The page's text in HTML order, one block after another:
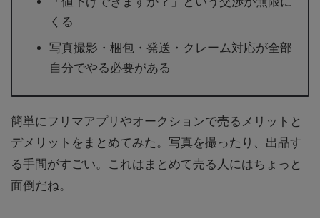
くる
写真撮影・梱包・発送・クレーム対応が全部
自分でやる必要がある
簡単にフリマアプリやオークションで売るメリットと
デメリットをまとめてみた。写真を撮ったり、出品す
る手間がすごい。これはまとめて売る人にはちょっと
面倒だね。